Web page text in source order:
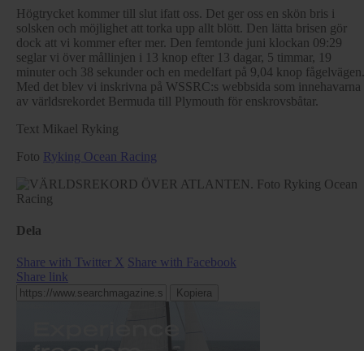
Högtrycket kommer till slut ifatt oss. Det ger oss en skön bris i
solsken och möjlighet att torka upp allt blött. Den lätta brisen gör
dock att vi kommer efter mer. Den femtonde juni klockan 09:29
seglar vi över mållinjen i 13 knop efter 13 dagar, 5 timmar, 19
minuter och 38 sekunder och en medelfart på 9,04 knop fågelvägen.
Med det blev vi inskrivna på WSSRC:s webbsida som innehavarna
av världsrekordet Bermuda till Plymouth för enskrovsbåtar.
Text Mikael Ryking
Foto Ryking Ocean Racing
Dela
Share with Twitter X Share with Facebook
Share link
Kopiera